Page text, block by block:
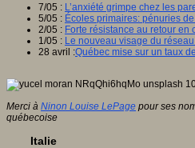
7/05 : L’anxiété grimpe chez les
5/05 : Écoles primaires: pénuries
2/05 : Forte résistance au retour en
1/05 : Le nouveau visage du
28 avril :Québec mise sur un taux
Merci à Ninon Louise LePage pour ses
québecoise
Italie